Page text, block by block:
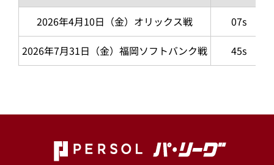
2026年4月10日（金）オリックス戦
07s
2026年7月31日（金）福岡ソフトバンク戦
45s